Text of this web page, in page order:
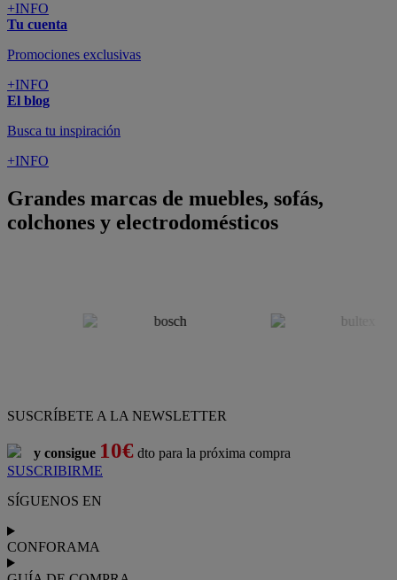
+INFO
Tu cuenta
Promociones exclusivas
+INFO
El blog
Busca tu inspiración
+INFO
Grandes marcas de muebles, sofás,
colchones y electrodomésticos
SUSCRÍBETE A LA NEWSLETTER
y consigue 10€ dto para la próxima compra
SUSCRIBIRME
SÍGUENOS EN
CONFORAMA